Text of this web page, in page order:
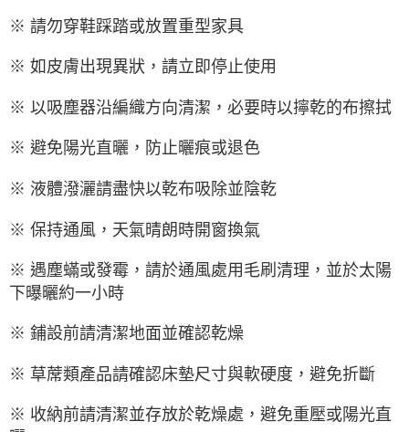
※ 請勿穿鞋踩踏或放置重型家具
※ 如皮膚出現異狀，請立即停止使用
※ 以吸塵器沿編織方向清潔，必要時以擰乾的布擦拭
※ 避免陽光直曬，防止曬痕或退色
※ 液體潑灑請盡快以乾布吸除並陰乾
※ 保持通風，天氣晴朗時開窗換氣
※ 遇塵蟎或發霉，請於通風處用毛刷清理，並於太陽
下曝曬約一小時
※ 鋪設前請清潔地面並確認乾燥
※ 草蓆類產品請確認床墊尺寸與軟硬度，避免折斷
※ 收納前請清潔並存放於乾燥處，避免重壓或陽光直